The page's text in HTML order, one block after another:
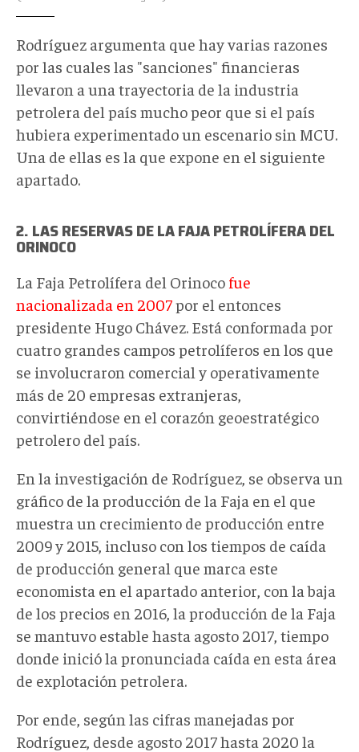
desde
2016_Fracisco
Rodríguez.jpg
Rodríguez argumenta que hay varias razones
por las cuales las "sanciones" financieras
llevaron a una trayectoria de la industria
petrolera del país mucho peor que si el país
hubiera experimentado un escenario sin MCU.
Una de ellas es la que expone en el siguiente
apartado.
2. LAS RESERVAS DE LA FAJA PETROLÍFERA DEL
ORINOCO
La Faja Petrolífera del Orinoco fue
nacionalizada en 2007por el entonces
presidente Hugo Chávez. Está conformada por
cuatro grandes campos petrolíferos en los que
se involucraron comercial y operativamente
más de 20 empresas extranjeras,
convirtiéndose en el corazón geoestratégico
petrolero del país.
En la investigación de Rodríguez, se observa un
gráfico de la producción de la Faja en el que
muestra un crecimiento de producción entre
2009 y 2015, incluso con los tiempos de caída
de producción general que marca este
economista en el apartado anterior, con la baja
de los precios en 2016, la producción de la Faja
se mantuvo estable hasta agosto 2017, tiempo
donde inició la pronunciada caída en esta área
de explotación petrolera.
Por ende, según las cifras manejadas por
Rodríguez, desde agosto 2017 hasta 2020 la